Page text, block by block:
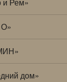
и Рем»
дом»